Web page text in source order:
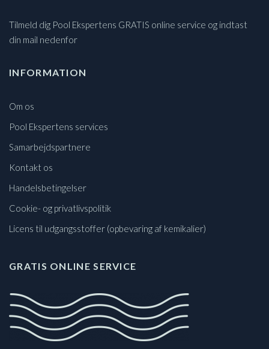
Tilmeld dig Pool Ekspertens GRATIS online service og indtast
din mail nedenfor
INFORMATION
Om os
Pool Ekspertens services
Samarbejdspartnere
Kontakt os
Handelsbetingelser
Cookie- og privatlivspolitik
Licens til udgangsstoffer (opbevaring af kemikalier)
GRATIS ONLINE SERVICE